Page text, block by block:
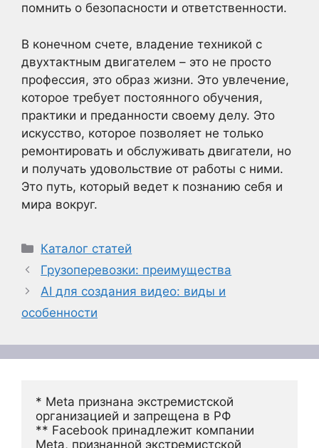
помнить о безопасности и ответственности.
В конечном счете, владение техникой с
двухтактным двигателем – это не просто
профессия, это образ жизни. Это увлечение,
которое требует постоянного обучения,
практики и преданности своему делу. Это
искусство, которое позволяет не только
ремонтировать и обслуживать двигатели, но
и получать удовольствие от работы с ними.
Это путь, который ведет к познанию себя и
мира вокруг.
Рубрики
Каталог статей
Грузоперевозки: преимущества
AI для создания видео: виды и
особенности
* Meta признана экстремистской
организацией и запрещена в РФ
** Facebook принадлежит компании
Meta, признанной экстремистской